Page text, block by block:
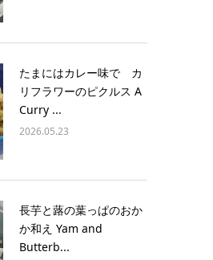
たまにはカレー味で カ
リフラワーのピクルス A
Curry ...
2026.05.23
長芋と蕗の葉っぱのおか
か和え Yam and
Butterb...